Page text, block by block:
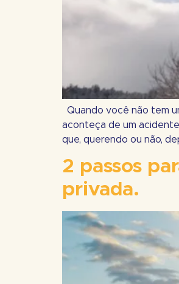
Quando você não tem
aconteça de um
que, querendo ou não,
2 passos
privada.